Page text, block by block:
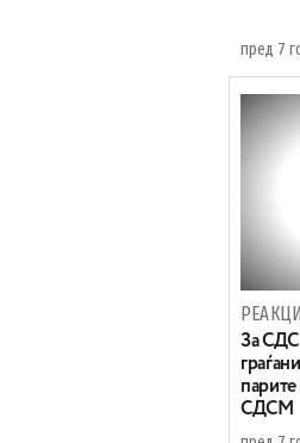
пред 7
За
парите
СДСМ